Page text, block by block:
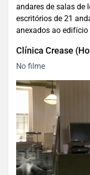
andares de salas de
escritórios de 21
anexados ao edifício
Clínica Crease
No filme